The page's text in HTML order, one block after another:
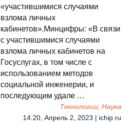
«участившимися случаями
взлома личных
кабинетов».Минцифры: «В связи
с участившимися случаями
взлома личных кабинетов на
Госуслугах, в том числе с
использованием методов
социальной инженерии, и
последующим удале …
Технологии, Наука
14:20, Апрель 2, 2023 | ichip.ru